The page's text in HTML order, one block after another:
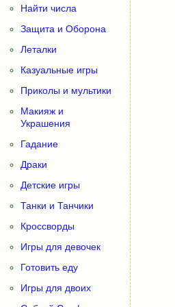
Найти числа
Защита и Оборона
Леталки
Казуальные игры
Приколы и мультики
Макияж и
Украшения
Гадание
Драки
Детские игры
Танки и Танчики
Кроссворды
Игры для девочек
Готовить еду
Игры для двоих